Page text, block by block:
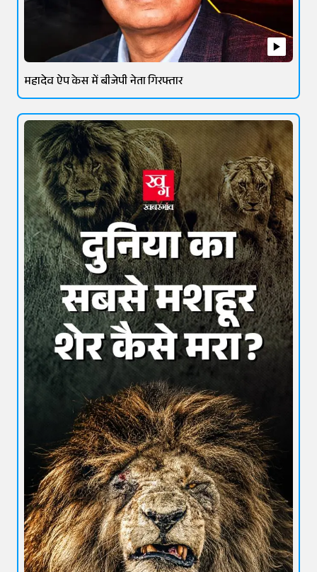
महादेव ऐप केस में बीजेपी नेता गिरफ्तार